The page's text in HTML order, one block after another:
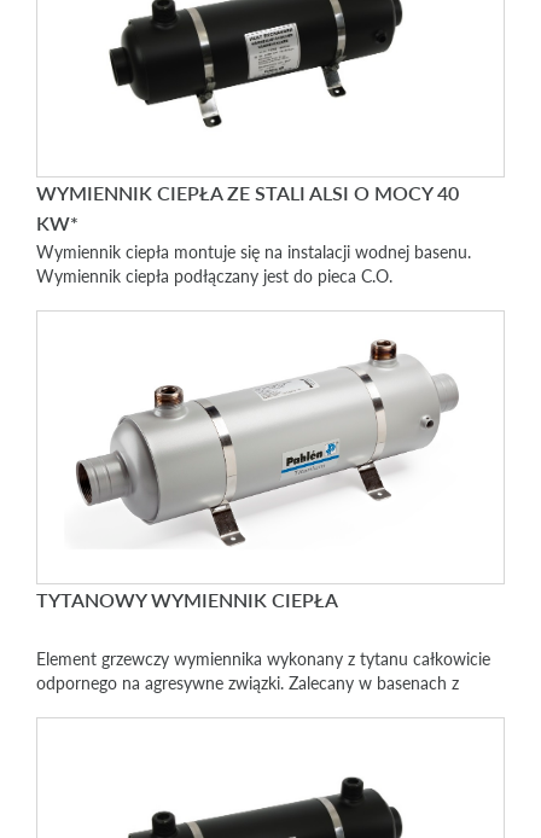
WYMIENNIK CIEPŁA ZE STALI ALSI O MOCY 40
KW*
Wymiennik ciepła montuje się na instalacji wodnej basenu.
Wymiennik ciepła podłączany jest do pieca C.O.
TYTANOWY WYMIENNIK CIEPŁA
Element grzewczy wymiennika wykonany z tytanu całkowicie
odpornego na agresywne związki. Zalecany w basenach z